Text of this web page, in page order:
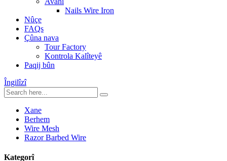
Nails Wire Iron
Nûçe
FAQs
Çûna nava
Tour Factory
Kontrola Kalîteyê
Paqij bûn
Îngilîzî
Xane
Berhem
Wire Mesh
Razor Barbed Wire
Kategorî